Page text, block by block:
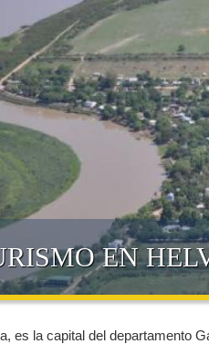
EN
es la capital del departamento